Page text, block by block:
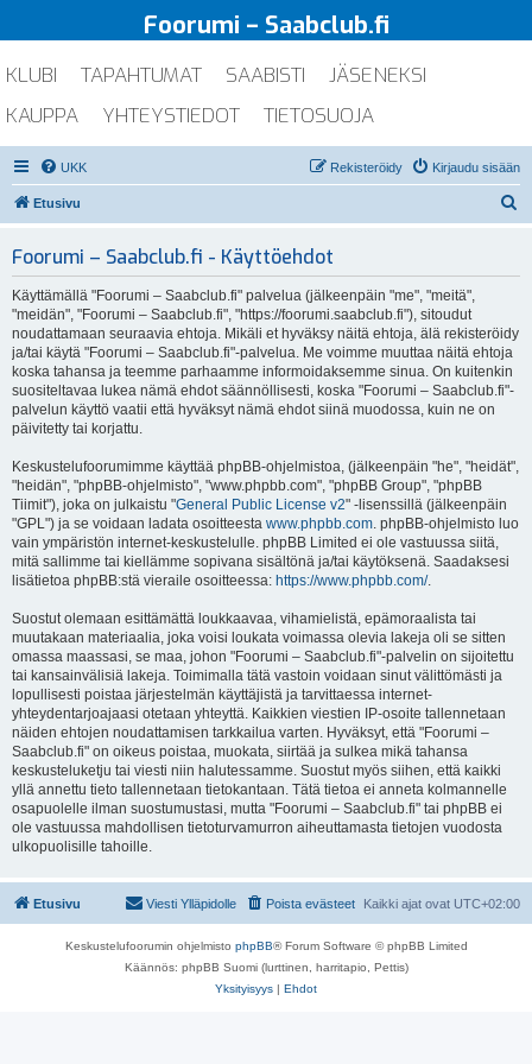
Foorumi – Saabclub.fi
KLUBI TAPAHTUMAT SAABISTI
JÄSENEKSI
KAUPPA
YHTEYSTIEDOT TIETOSUOJA
UKK Kirjaudu sisään
Rekisteröidy
Etusivu
Foorumi – Saabclub.fi - Käyttöehdot
Käyttämällä "Foorumi – Saabclub.fi" palvelua (jälkeenpäin "me", "meitä",
"meidän", "Foorumi – Saabclub.fi", "https://foorumi.saabclub.fi"), sitoudut
noudattamaan seuraavia ehtoja. Mikäli et hyväksy näitä ehtoja, älä rekisteröidy
ja/tai käytä "Foorumi – Saabclub.fi"-palvelua. Me voimme muuttaa näitä ehtoja
koska tahansa ja teemme parhaamme informoidaksemme sinua. On kuitenkin
suositeltavaa lukea nämä ehdot säännöllisesti, koska "Foorumi – Saabclub.fi"-
palvelun käyttö vaatii että hyväksyt nämä ehdot siinä muodossa, kuin ne on
päivitetty tai korjattu.
Keskustelufoorumimme käyttää phpBB-ohjelmistoa, (jälkeenpäin "he", "heidät",
"heidän", "phpBB-ohjelmisto", "www.phpbb.com", "phpBB Group", "phpBB
Tiimit"), joka on julkaistu "General Public License v2" -lisenssillä (jälkeenpäin
"GPL") ja se voidaan ladata osoitteesta www.phpbb.com. phpBB-ohjelmisto luo
vain ympäristön internet-keskustelulle. phpBB Limited ei ole vastuussa siitä,
mitä sallimme tai kiellämme sopivana sisältönä ja/tai käytöksenä. Saadaksesi
lisätietoa phpBB:stä vieraile osoitteessa: https://www.phpbb.com/.
Suostut olemaan esittämättä loukkaavaa, vihamielistä, epämoraalista tai
muutakaan materiaalia, joka voisi loukata voimassa olevia lakeja oli se sitten
omassa maassasi, se maa, johon "Foorumi – Saabclub.fi"-palvelin on sijoitettu
tai kansainvälisiä lakeja. Toimimalla tätä vastoin voidaan sinut välittömästi ja
lopullisesti poistaa järjestelmän käyttäjistä ja tarvittaessa internet-
yhteydentarjoajaasi otetaan yhteyttä. Kaikkien viestien IP-osoite tallennetaan
näiden ehtojen noudattamisen tarkkailua varten. Hyväksyt, että "Foorumi –
Saabclub.fi" on oikeus poistaa, muokata, siirtää ja sulkea mikä tahansa
keskusteluketju tai viesti niin halutessamme. Suostut myös siihen, että kaikki
yllä annettu tieto tallennetaan tietokantaan. Tätä tietoa ei anneta kolmannelle
osapuolelle ilman suostumustasi, mutta "Foorumi – Saabclub.fi" tai phpBB ei
ole vastuussa mahdollisen tietoturvamurron aiheuttamasta tietojen vuodosta
ulkopuolisille tahoille.
Etusivu Kaikki ajat ovat UTC+02:00
Poista evästeet
Viesti Ylläpidolle
Keskustelufoorumin ohjelmisto phpBB® Forum Software © phpBB Limited
Käännös: phpBB Suomi (lurttinen, harritapio, Pettis)
Yksityisyys | Ehdot